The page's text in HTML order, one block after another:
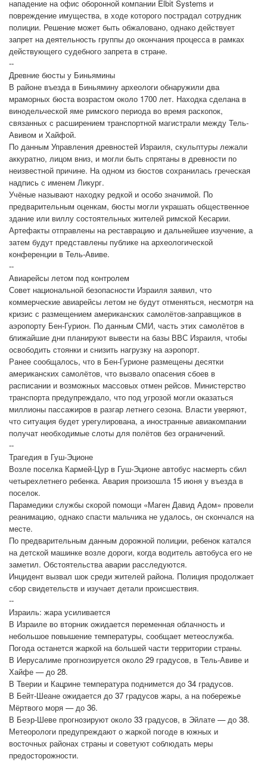
нападение на офис оборонной компании Elbit Systems и
повреждение имущества, в ходе которого пострадал сотрудник
полиции. Решение может быть обжаловано, однако действует
запрет на деятельность группы до окончания процесса в рамках
действующего судебного запрета в стране.
--
Древние бюсты у Биньямины
В районе въезда в Биньямину археологи обнаружили два
мраморных бюста возрастом около 1700 лет. Находка сделана в
винодельческой яме римского периода во время раскопок,
связанных с расширением транспортной магистрали между Тель-
Авивом и Хайфой.
По данным Управления древностей Израиля, скульптуры лежали
аккуратно, лицом вниз, и могли быть спрятаны в древности по
неизвестной причине. На одном из бюстов сохранилась греческая
надпись с именем Ликург.
Учёные называют находку редкой и особо значимой. По
предварительным оценкам, бюсты могли украшать общественное
здание или виллу состоятельных жителей римской Кесарии.
Артефакты отправлены на реставрацию и дальнейшее изучение, а
затем будут представлены публике на археологической
конференции в Тель-Авиве.
--
Авиарейсы летом под контролем
Совет национальной безопасности Израиля заявил, что
коммерческие авиарейсы летом не будут отменяться, несмотря на
кризис с размещением американских самолётов-заправщиков в
аэропорту Бен-Гурион. По данным СМИ, часть этих самолётов в
ближайшие дни планируют вывести на базы ВВС Израиля, чтобы
освободить стоянки и снизить нагрузку на аэропорт.
Ранее сообщалось, что в Бен-Гурионе размещены десятки
американских самолётов, что вызвало опасения сбоев в
расписании и возможных массовых отмен рейсов. Министерство
транспорта предупреждало, что под угрозой могли оказаться
миллионы пассажиров в разгар летнего сезона. Власти уверяют,
что ситуация будет урегулирована, а иностранные авиакомпании
получат необходимые слоты для полётов без ограничений.
--
Трагедия в Гуш-Эционе
Возле поселка Кармей-Цур в Гуш-Эционе автобус насмерть сбил
четырехлетнего ребенка. Авария произошла 15 июня у въезда в
поселок.
Парамедики службы скорой помощи «Маген Давид Адом» провели
реанимацию, однако спасти мальчика не удалось, он скончался на
месте.
По предварительным данным дорожной полиции, ребенок катался
на детской машинке возле дороги, когда водитель автобуса его не
заметил. Обстоятельства аварии расследуются.
Инцидент вызвал шок среди жителей района. Полиция продолжает
сбор свидетельств и изучает детали происшествия.
--
Израиль: жара усиливается
В Израиле во вторник ожидается переменная облачность и
небольшое повышение температуры, сообщает метеослужба.
Погода останется жаркой на большей части территории страны.
В Иерусалиме прогнозируется около 29 градусов, в Тель-Авиве и
Хайфе — до 28.
В Тверии и Кацрине температура поднимется до 34 градусов.
В Бейт-Шеане ожидается до 37 градусов жары, а на побережье
Мёртвого моря — до 36.
В Беэр-Шеве прогнозируют около 33 градусов, в Эйлате — до 38.
Метеорологи предупреждают о жаркой погоде в южных и
восточных районах страны и советуют соблюдать меры
предосторожности.